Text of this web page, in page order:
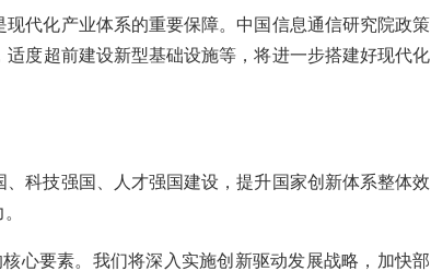
代化产业体系的重要保障。中国信息通信研究院政策
度超前建设新型基础设施等，将进一步搭建好现代化
科技强国、人才强国建设，提升国家创新体系整体效
心要素。我们将深入实施创新驱动发展战略，加快部